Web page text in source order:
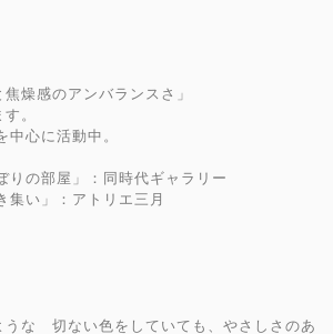
焦燥感のアンバランスさ」
。
中心に活動中。
の部屋」：同時代ギャラリー
い」：アトリエ三月
うな 切ない色をしていても、やさしさのあ